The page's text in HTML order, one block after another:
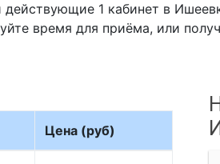
1 кабинет в
время для приёма, или
Цена (руб)